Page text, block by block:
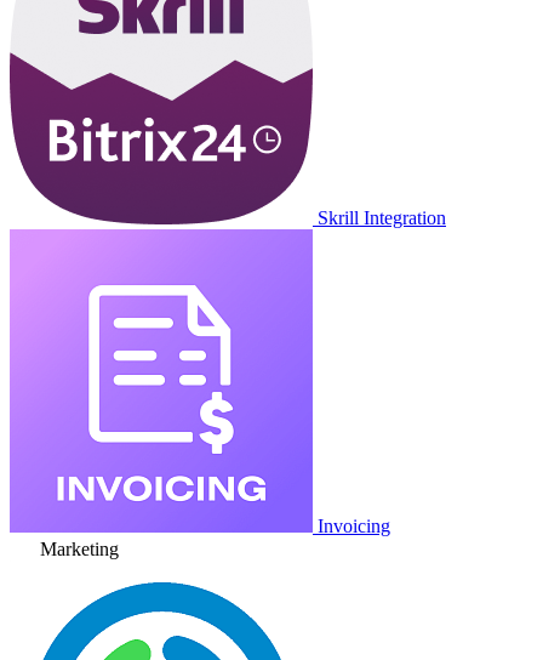
Skrill Integration
Invoicing
Marketing